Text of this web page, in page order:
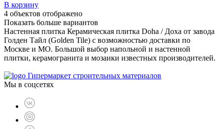
В корзину
4 объектов отображено
Показать больше вариантов
Настенная плитка Керамическая плитка Doha / Доха от завода
Голден Тайл (Golden Tile) с возможностью доставки по
Москве и МО. Большой выбор напольной и настенной
плитки, керамогранита и мозаики известных производителей.
Гипермаркет строительных материалов
Мы в соцсетях